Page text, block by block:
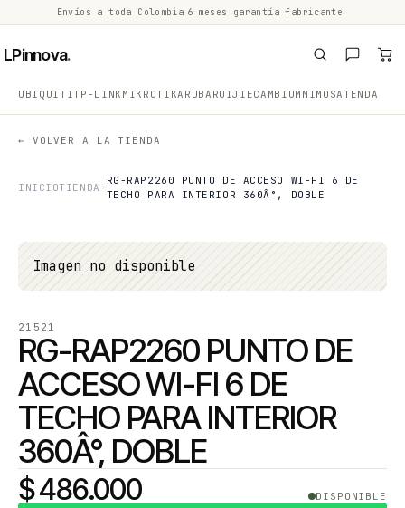
Envíos a toda Colombia 6 meses garantía fabricante
LPinnova.
UBIQUITITP-LINK MIKROTIKARUBA RUIJIECAMBIUM MIMOSATENDA
← VOLVER A LA TIENDA
INICIOTIENDA
RG-RAP2260 PUNTO DE ACCESO WI-FI 6 DE
TECHO PARA INTERIOR 360Â°, DOBLE
Imagen no disponible
21521
RG-RAP2260 PUNTO DE
ACCESO WI-FI 6 DE
TECHO PARA INTERIOR
360Â°, DOBLE
$ 486.000 DISPONIBLE